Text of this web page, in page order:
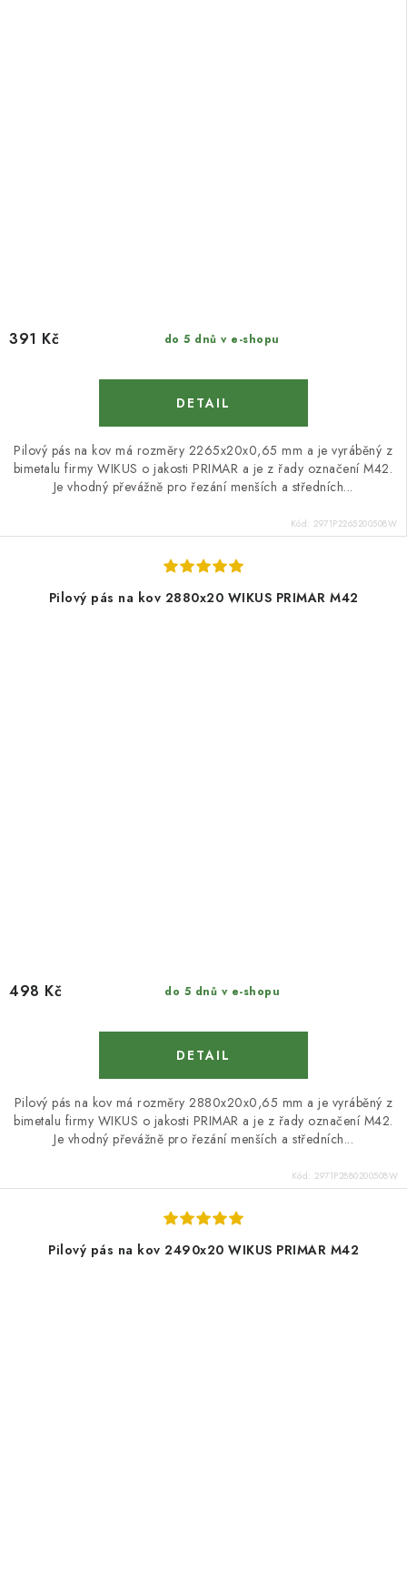
do 5 dnů v e-shopu
391 Kč
Pilový pás na kov má rozměry 2265x20x0,65 mm a je vyráběný z
bimetalu firmy WIKUS o jakosti PRIMAR a je z řady označení M42.
Je vhodný převážně pro řezání menších a středních...
Kód: 2971P2265200508W
Pilový pás na kov 2880x20 WIKUS PRIMAR M42
do 5 dnů v e-shopu
498 Kč
Pilový pás na kov má rozměry 2880x20x0,65 mm a je vyráběný z
bimetalu firmy WIKUS o jakosti PRIMAR a je z řady označení M42.
Je vhodný převážně pro řezání menších a středních...
Kód: 2971P2880200508W
Pilový pás na kov 2490x20 WIKUS PRIMAR M42